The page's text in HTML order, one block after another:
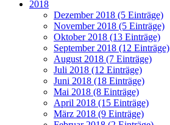
2018
Dezember 2018 (5 Einträge)
November 2018 (5 Einträge)
Oktober 2018 (13 Einträge)
September 2018 (12 Einträge)
August 2018 (7 Einträge)
Juli 2018 (12 Einträge)
Juni 2018 (18 Einträge)
Mai 2018 (8 Einträge)
April 2018 (15 Einträge)
März 2018 (9 Einträge)